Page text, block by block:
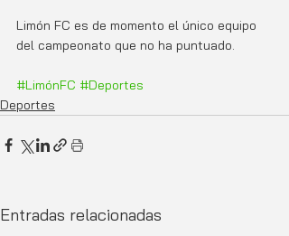
Limón FC es de momento el único equipo
del campeonato que no ha puntuado.
#LimónFC #Deportes
Deportes
Entradas relacionadas